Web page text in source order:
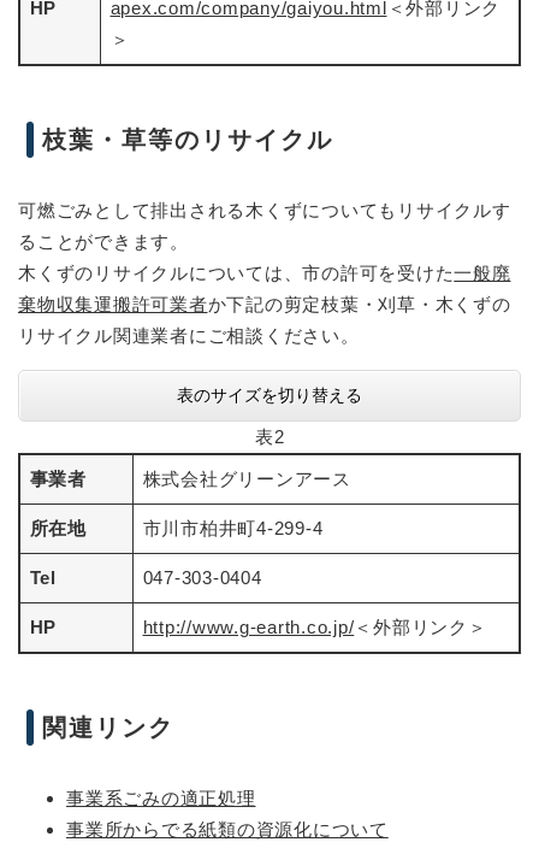
HP apex.com/company/gaiyou.html ＜外部リンク
＞
枝葉・草等のリサイクル
可燃ごみとして排出される木くずについてもリサイクルす
ることができます。
木くずのリサイクルについては、市の許可を受けた一般廃
棄物収集運搬許可業者か下記の剪定枝葉・刈草・木くずの
リサイクル関連業者にご相談ください。
表のサイズを切り替える
表2
事業者 株式会社グリーンアース
所在地 市川市柏井町4-299-4
Tel 047-303-0404
HP http://www.g-earth.co.jp/ ＜外部リンク＞
関連リンク
事業系ごみの適正処理
事業所からでる紙類の資源化について